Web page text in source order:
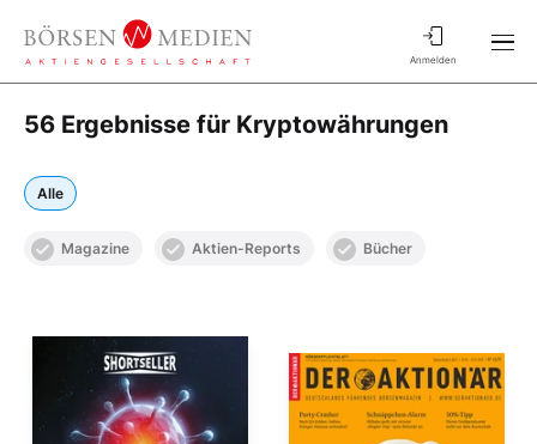
Anmelden
56 Ergebnisse für Kryptowährungen
Alle
Magazine Aktien-Reports Bücher